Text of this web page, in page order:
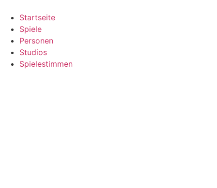
Inhalt
springen
Startseite
Spiele
Personen
Studios
Spielestimmen